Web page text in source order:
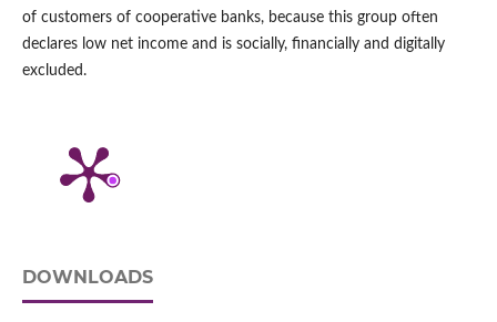
of customers of cooperative banks, because this group often
declares low net income and is socially, financially and digitally
excluded.
DOWNLOADS